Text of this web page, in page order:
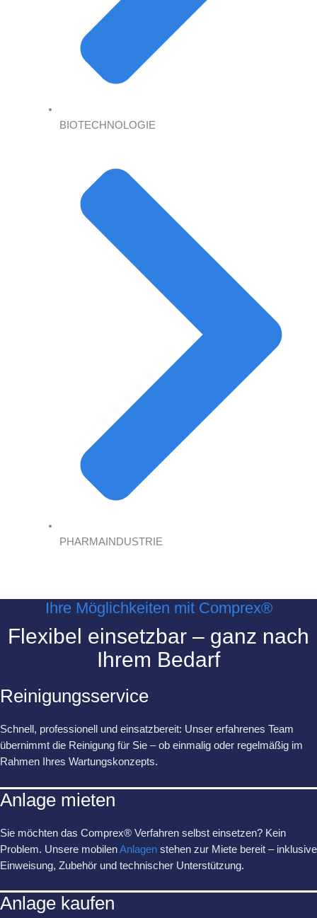
BIOTECHNOLOGIE
PHARMAINDUSTRIE
Ihre Möglichkeiten mit Comprex®
Flexibel einsetzbar – ganz nach
Ihrem Bedarf
Reinigungsservice
Schnell, professionell und einsatzbereit: Unser erfahrenes Team
übernimmt die Reinigung für Sie – ob einmalig oder regelmäßig im
Rahmen Ihres Wartungskonzepts.
Anlage mieten
Sie möchten das Comprex® Verfahren selbst einsetzen? Kein
Problem. Unsere mobilenAnlagen stehen zur Miete bereit – inklusive
Einweisung, Zubehör und technischer Unterstützung.
Anlage kaufen